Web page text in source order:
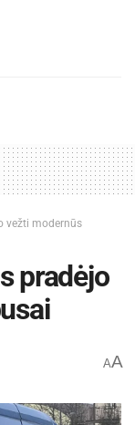
vežti modernūs
pradėjo
AA